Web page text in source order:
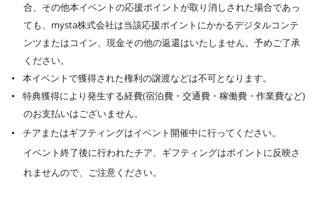
合、その他本イベントの応援ポイントが取り消しされた場合であっ
ても、mysta株式会社は当該応援ポイントにかかるデジタルコンテ
ンツまたはコイン、現金その他の返還はいたしません。予めご了承
ください。
本イベントで獲得された権利の譲渡などは不可となります。
特典獲得により発生する経費(宿泊費・交通費・稼働費・作業費など)
のお支払いはございません。
チアまたはギフティングはイベント開催中に行ってください。
イベント終了後に行われたチア、ギフティングはポイントに反映さ
れませんので、ご注意ください。